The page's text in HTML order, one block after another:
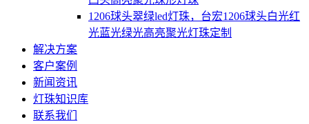
1206球头翠绿led灯珠，台宏1206球头白光红
光蓝光绿光高亮聚光灯珠定制
解决方案
客户案例
新闻资讯
灯珠知识库
联系我们